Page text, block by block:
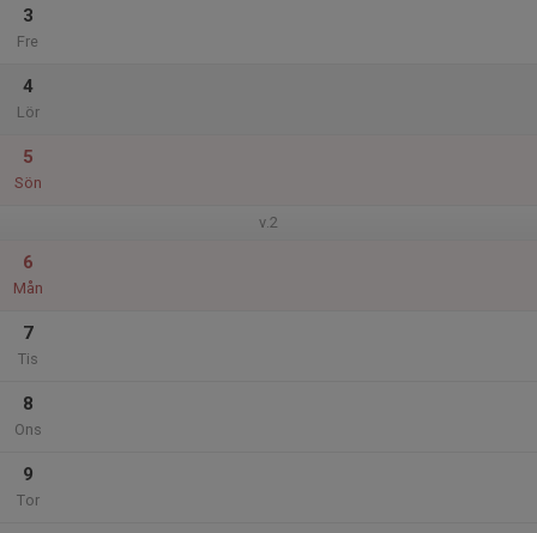
3
Fre
4
Lör
5
Sön
v.2
6
Mån
7
Tis
8
Ons
9
Tor